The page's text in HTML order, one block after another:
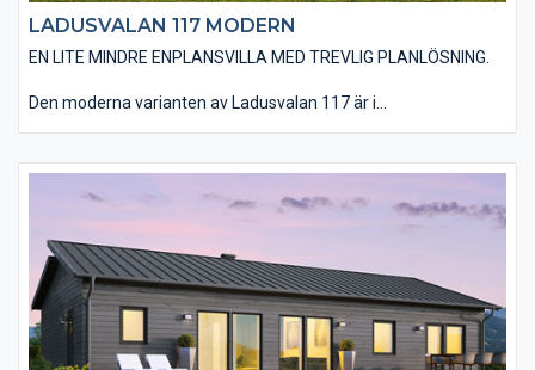
LADUSVALAN 117 MODERN
EN LITE MINDRE ENPLANSVILLA MED TREVLIG PLANLÖSNING.
Den moderna varianten av Ladusvalan 117 är i
Huset utförs utan utvändiga dörr- och fönsterfoder samt
knutbrädor vilket förstärker designen av ett modernt hus. Det
finns möjlighet att välja ett invändigt ryggåstak i vardagsrum,
kök, matplats och entré vilket ger huset en härlig rymd. Du har
en mängd valmöjligheter när det kommer till material och
utföranden. Välj bland olika träpaneltyper, takbeläggningar,
fönstertyper mm för att skapa just din husdröm.